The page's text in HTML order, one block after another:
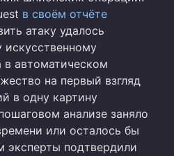
в своём отчёте
атаку удалось
искусственному
в автоматическом
на первый взгляд
в одну картину
анализе заняло
или осталось бы
эксперты подтвердили